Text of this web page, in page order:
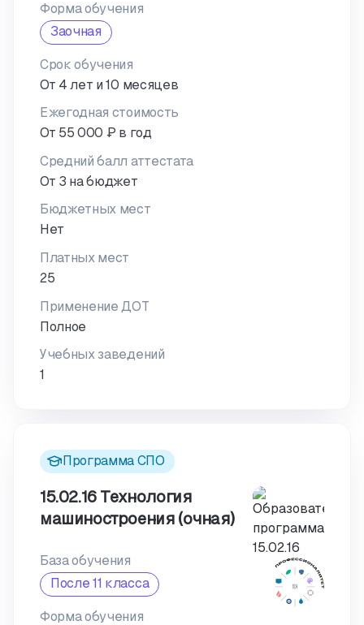
Форма обучения
Заочная
Срок обучения
От 4 лет и 10 месяцев
Ежегодная стоимость
От 55 000 ₽ в год
Средний балл аттестата
От 3 на бюджет
Бюджетных мест
Нет
Платных мест
25
Применение ДОТ
Полное
Учебных заведений
1
Программа СПО
15.02.16 Технология
машиностроения (очная)
База обучения
После 11 класса
Форма обучения